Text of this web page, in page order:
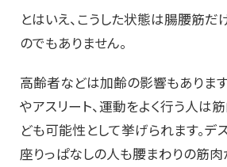
とはいえ、こうした状態は腸腰筋
のでもありません。
高齢者などは加齢の影響もありま
やアスリート、運動をよく行う人は
ども可能性として挙げられます。デ
座りっぱなしの人も腰まわりの筋